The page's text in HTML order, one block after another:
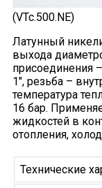
(VTc.500.NE)
Латунный
выхода
присоединения
1", резьба –
температура
16 бар.
жидкостей в
отопления,
Технические